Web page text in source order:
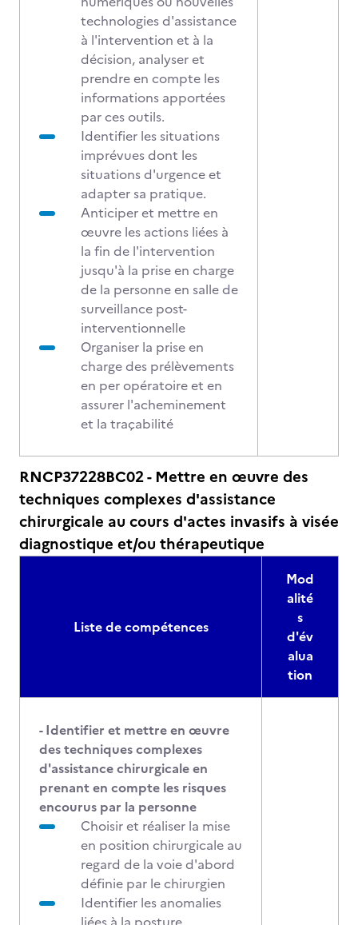
technologies d'assistance
à l'intervention et à la
décision, analyser et
prendre en compte les
informations apportées
par ces outils.
Identifier les situations
imprévues dont les
situations d'urgence et
adapter sa pratique.
Anticiper et mettre en
œuvre les actions liées à
la fin de l'intervention
jusqu'à la prise en charge
de la personne en salle de
surveillance post-
interventionnelle
Organiser la prise en
charge des prélèvements
en per opératoire et en
assurer l'acheminement
et la traçabilité
RNCP37228BC02 - Mettre en œuvre des
techniques complexes d'assistance
chirurgicale au cours d'actes invasifs à visée
diagnostique et/ou thérapeutique
Liste de compétences
Mod
alité
s
d'év
alua
tion
- Identifier et mettre en œuvre
des techniques complexes
d'assistance chirurgicale en
prenant en compte les risques
encourus par la personne
Choisir et réaliser la mise
en position chirurgicale au
regard de la voie d'abord
définie par le chirurgien
Identifier les anomalies